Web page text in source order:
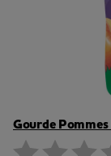
Gourde